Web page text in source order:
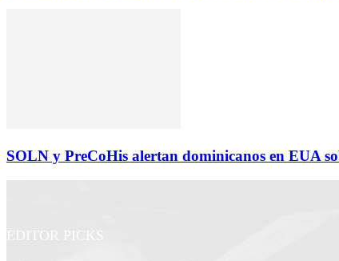
SOLN y PreCoHis alertan dominicanos en EUA
EDITOR PICKS